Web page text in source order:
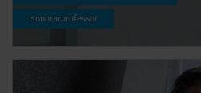
Honorarprofessor